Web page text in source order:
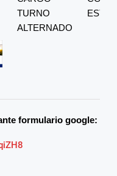
TURNO
ALTERNADO
formulario google: